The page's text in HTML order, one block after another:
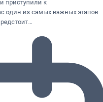
приступили к
один из самых важных этапов